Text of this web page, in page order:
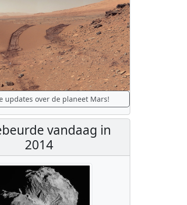
updates over de planeet Mars!
vandaag in
2014